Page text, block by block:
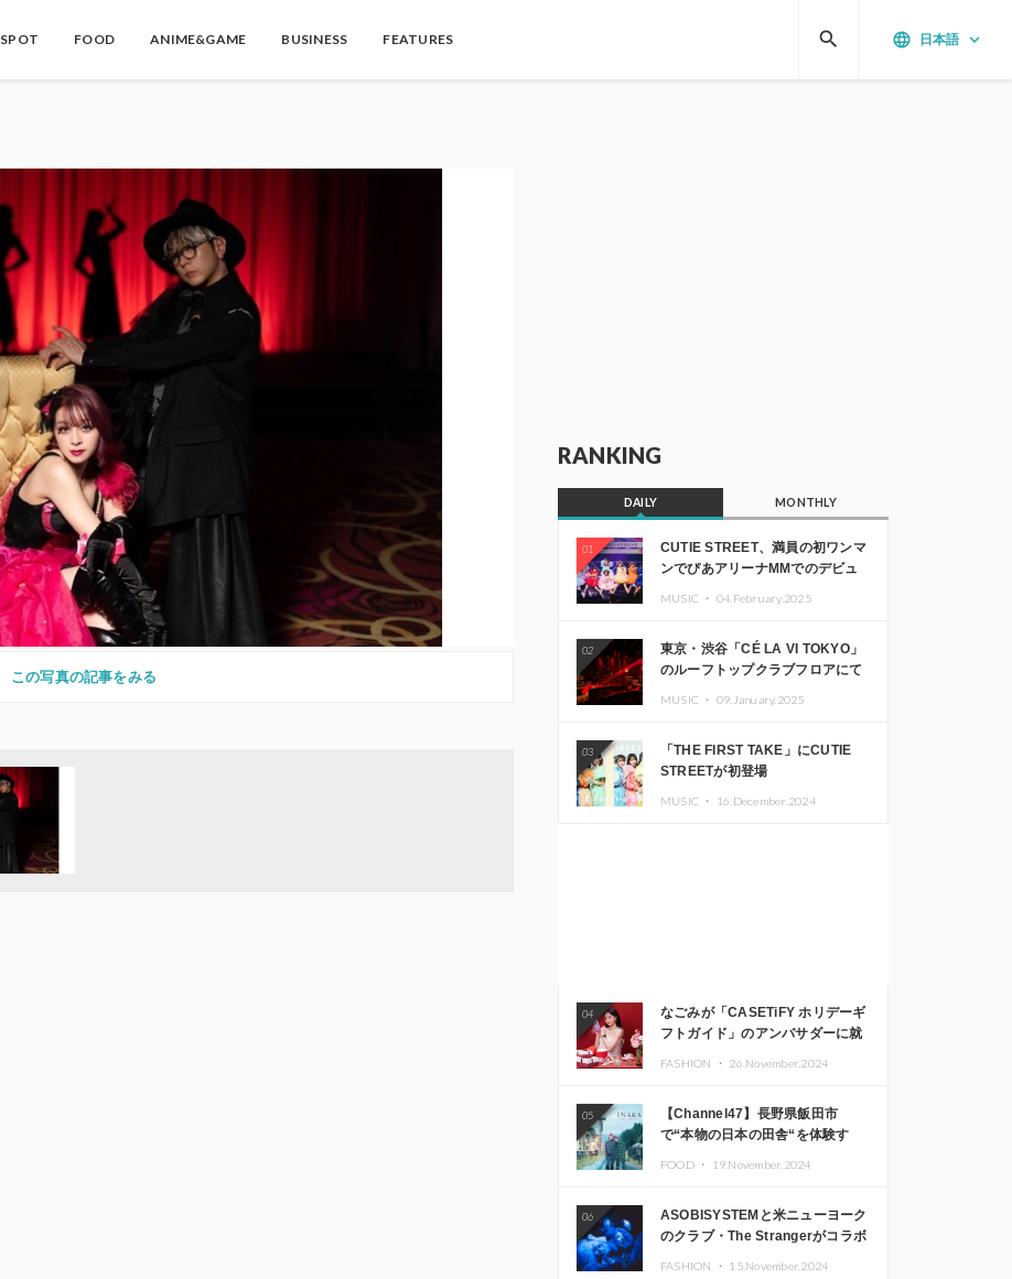
SPOT FOOD ANIME&GAME BUSINESS FEATURES language 日本語 keyboard_arrow_down
search
この写真の記事をみる
RANKING
DAILY MONTHLY
01
CUTIE STREET、満員の初ワンマ
ンでぴあアリーナMMでのデビュ
MUSIC ・ 04.February.2025
02
東京・渋谷「CÉ LA VI TOKYO」
のルーフトップクラブフロアにて
Kza（FORCE OF NATURE）ら日
本を代表するDJ・クリエイターが
出演
MUSIC ・ 09.January.2025
03
「THE FIRST TAKE」にCUTIE
STREETが初登場
MUSIC ・ 16.December.2024
04
なごみが「CASETiFY ホリデーギ
フトガイド」のアンバサダーに就
FASHION ・ 26.November.2024
05
【Channel47】長野県飯田市
で“本物の日本の田舎“を体験す
FOOD ・ 19.November.2024
06
ASOBISYSTEMと米ニューヨーク
のクラブ・The Strangerがコラボ
FASHION ・ 15.November.2024